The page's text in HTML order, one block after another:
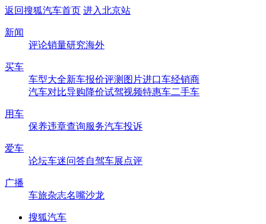
返回搜狐汽车首页 进入北京站
新闻
评论销量研究海外
买车
车型大全新车报价评测 图片进口车经销商
汽车对比导购降价试驾视频特惠车二手车
用车
保养违章查询服务汽车投诉
爱车
论坛车迷问答自驾车展点评
广播
车旅杂志名嘴沙龙
搜狐汽车